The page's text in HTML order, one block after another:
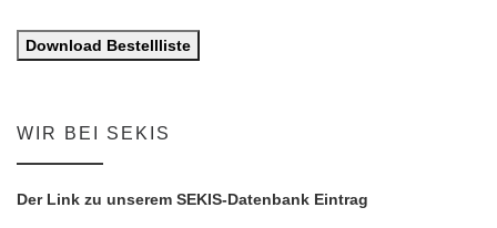
Download Bestellliste
WIR BEI SEKIS
Der Link zu unserem SEKIS-Datenbank Eintrag